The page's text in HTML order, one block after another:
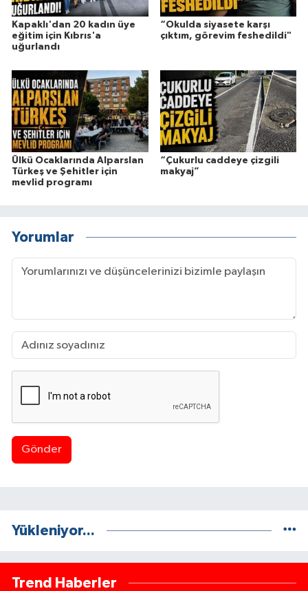
Kapaklı'dan 20 kadın üye
eğitim için Kıbrıs'a
uğurlandı
“Okulda siyasete karşı
çıktım, görevim feshedildi"
Ülkü Ocaklarında Alparslan
Türkeş ve Şehitler için
mevlid programı
“Çukurlu caddeye çizgili
makyaj”
Yorumlar
Gönder
Yükleniyor...
Trend Haberler